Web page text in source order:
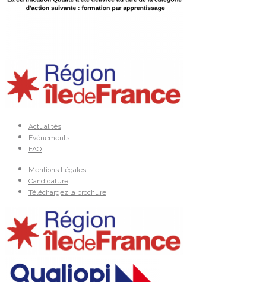
Actualités
Événements
FAQ
Mentions Légales
Candidature
Téléchargez la brochure